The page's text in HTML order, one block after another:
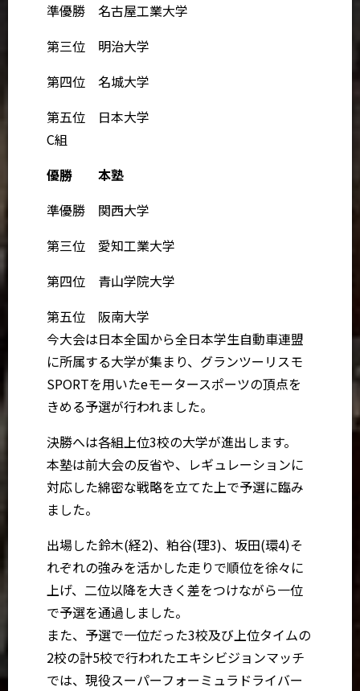
準優勝 名古屋工業大学
第三位 明治大学
第四位 名城大学
第五位 日本大学
C組
優勝 本塾
準優勝 関西大学
第三位 愛知工業大学
第四位 青山学院大学
第五位 阪南大学
今大会は日本全国から全日本学生自動車連盟
に所属する大学が集まり、グランツーリスモ
SPORTを用いたeモータースポーツの頂点を
きめる予選が行われました。
決勝へは各組上位3校の大学が進出します。
本塾は前大会の反省や、レギュレーションに
対応した綿密な戦略を立てた上で予選に臨み
ました。
出場した鈴木(経2)、粕谷(理3)、坂田(環4)そ
れぞれの強みを活かした走りで順位を徐々に
上げ、二位以降を大きく差をつけながら一位
で予選を通過しました。
また、予選で一位だった3校及び上位タイムの
2校の計5校で行われたエキシビジョンマッチ
では、現役スーパーフォーミュラドライバー